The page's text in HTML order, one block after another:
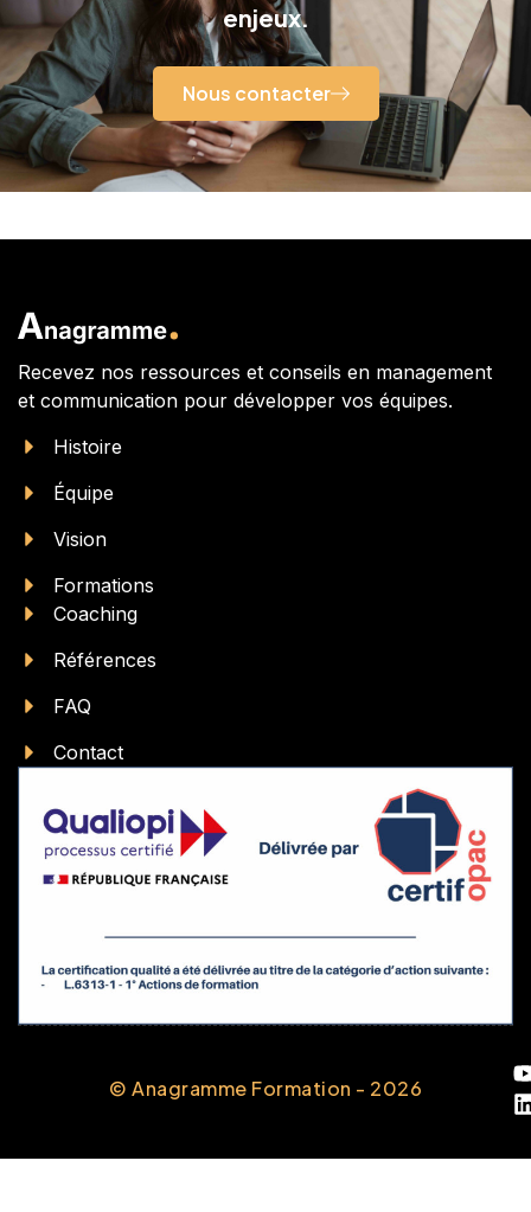
enjeux.
Nous contacter
Recevez nos ressources et conseils en management
et communication pour développer vos équipes.
Histoire
Équipe
Vision
Formations
Coaching
Références
FAQ
Contact
© Anagramme Formation - 2026